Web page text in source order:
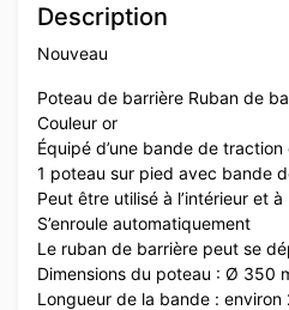
Description
Nouveau
Poteau de barrière Ruban de
Couleur or
Équipé d’une bande de
1 poteau sur pied avec bande
Peut être utilisé à l’intérieur et à
S’enroule automatiquement
Le ruban de barrière peut se
Dimensions du poteau : Ø 350
Longueur de la bande : environ